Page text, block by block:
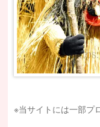
※当サイトには一部プ